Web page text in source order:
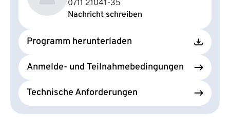
0711 21041-35
Nachricht schreiben
Programm herunterladen
Anmelde- und Teilnahmebedingungen
Technische Anforderungen